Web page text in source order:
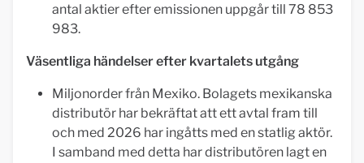
antal aktier efter emissionen uppgår till 78 853
983.
Väsentliga händelser efter kvartalets utgång
Miljonorder från Mexiko. Bolagets mexikanska
distributör har bekräftat att ett avtal fram till
och med 2026 har ingåtts med en statlig aktör.
I samband med detta har distributören lagt en